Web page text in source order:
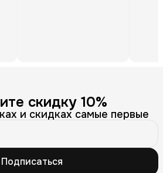
скидку 10%
и скидках самые первые
Подписаться